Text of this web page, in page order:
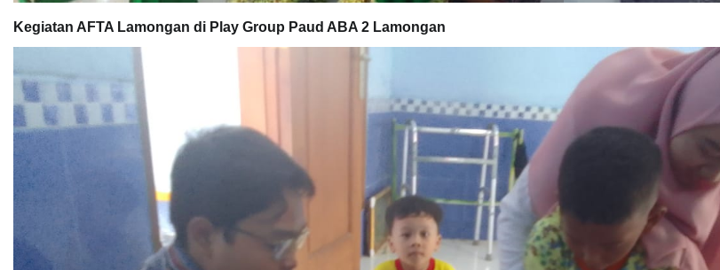
Kegiatan AFTA Lamongan di Play Group Paud ABA 2 Lamongan